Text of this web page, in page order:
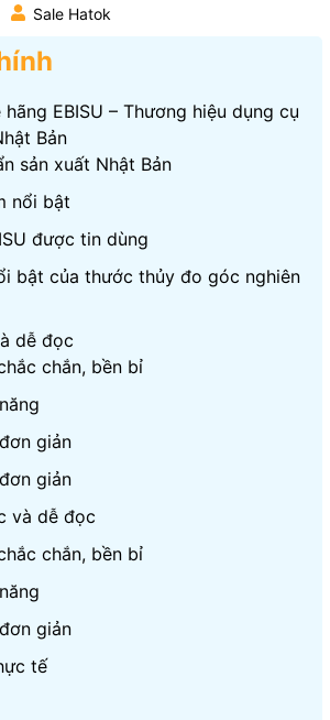
Sale Hatok
hãng EBISU – Thương hiệu dụng cụ
Bản
sản xuất Nhật Bản
nổi bật
được tin dùng
bật của thước thủy đo góc nghiên
dễ đọc
chắn, bền bỉ
giản
giản
và dễ đọc
chắn, bền bỉ
giản
tế​​​​​​​